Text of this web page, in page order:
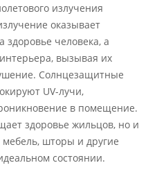
излучения
оказывает
здоровье человека, а
вызывая их
Солнцезащитные
UV-лучи,
в помещение.
здоровье жильцов, но и
мебель, шторы и другие
состоянии.